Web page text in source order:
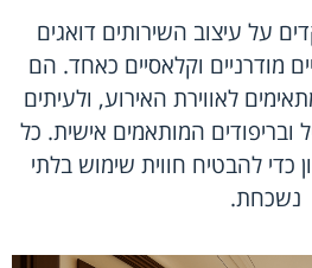
על עיצוב השירותים דואגים
מודרניים וקלאסיים כאחד. הם
לאווירת האירוע, ולעיתים
המותאמים אישית. כל
להבטיח חווית שימוש בלתי
נשכחת.